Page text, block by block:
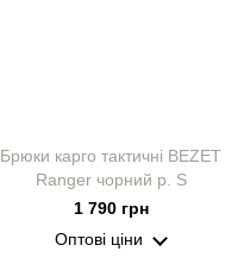
Брюки карго тактичні BEZET
Ranger чорний р. S
1 790 грн
Оптові ціни